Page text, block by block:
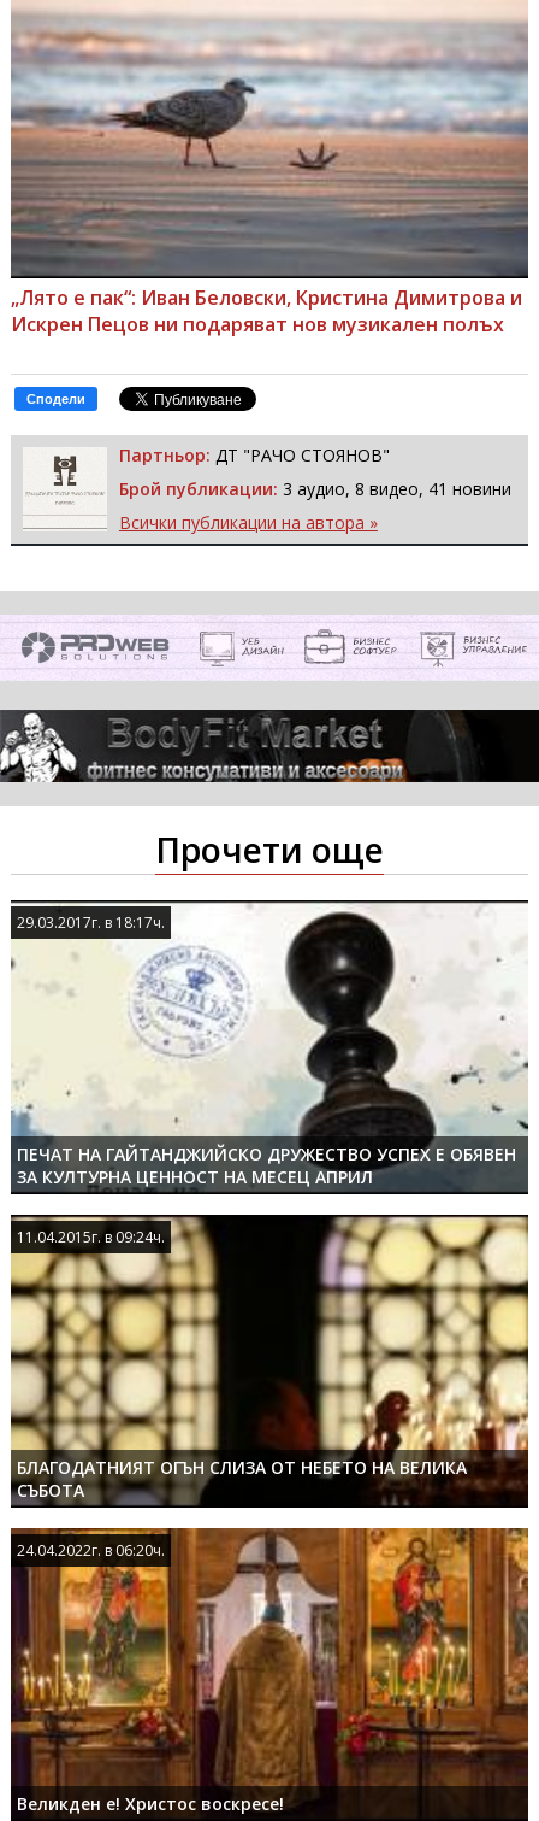
„Лято е пак“: Иван Беловски, Кристина Димитрова и
Искрен Пецов ни подаряват нов музикален полъх
Сподели
Партньор: ДТ "РАЧО СТОЯНОВ"
Брой публикации: 3 аудио, 8 видео, 41 новини
Всички публикации на автора »
Прочети още
ПЕЧАТ НА ГАЙТАНДЖИЙСКО ДРУЖЕСТВО УСПЕХ Е ОБЯВЕН
ЗА КУЛТУРНА ЦЕННОСТ НА МЕСЕЦ АПРИЛ
29.03.2017г. в 18:17ч.
29.03.2017г. в 18:17ч.
БЛАГОДАТНИЯТ ОГЪН СЛИЗА ОТ НЕБЕТО НА ВЕЛИКА
СЪБОТА
11.04.2015г. в 09:24ч.
11.04.2015г. в 09:24ч.
Великден е! Христос воскресе!
24.04.2022г. в 06:20ч.
24.04.2022г. в 06:20ч.